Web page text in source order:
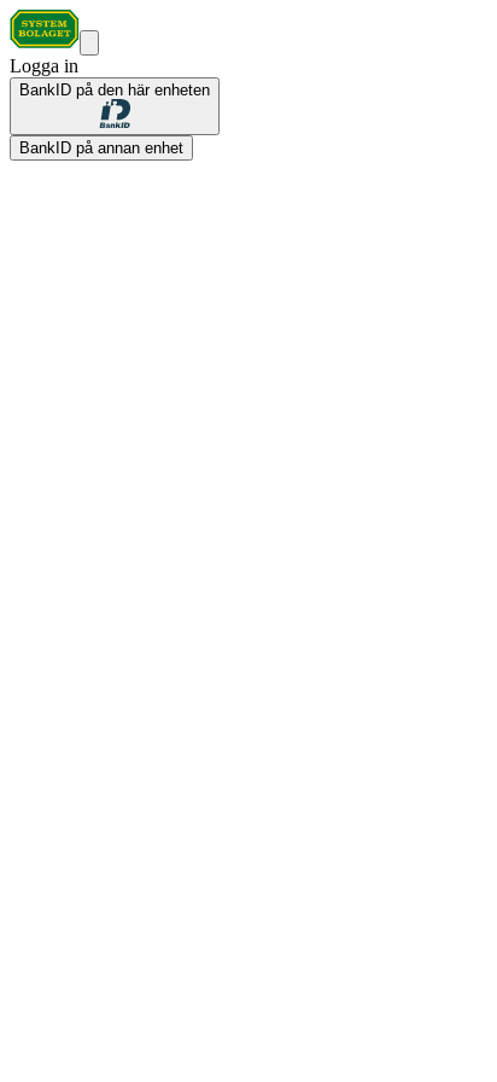
Logga in
BankID på den här enheten
BankID på annan enhet